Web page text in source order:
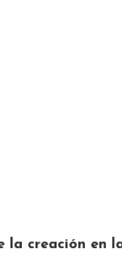
la creación en